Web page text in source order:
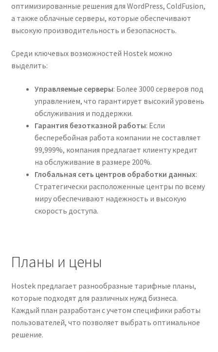
оптимизированные решения для WordPress, ColdFusion,
а также облачные серверы, которые обеспечивают
высокую производительность и безопасность.
Среди ключевых возможностей Hostek можно
выделить:
Управляемые серверы: Более 3000 серверов под
управлением, что гарантирует высокий уровень
обслуживания и поддержки.
Гарантия безотказной работы: Если
бесперебойная работа компании не составляет
99,999%, компания предлагает клиенту кредит
на обслуживание в размере 200%.
Глобальная сеть центров обработки данных:
Стратегически расположенные центры по всему
миру обеспечивают надежность и высокую
скорость доступа.
Планы и цены
Hostek предлагает разнообразные тарифные планы,
которые подходят для различных нужд бизнеса.
Каждый план разработан с учетом специфики работы
пользователей, что позволяет выбрать оптимальное
решение.